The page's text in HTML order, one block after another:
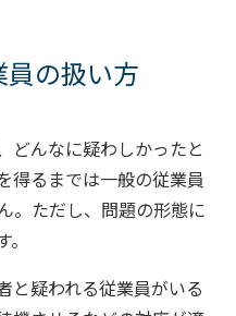
の扱い方
どんなに疑わしかったと
得るまでは一般の従業員
。ただし、問題の形態に
と疑われる従業員がいる